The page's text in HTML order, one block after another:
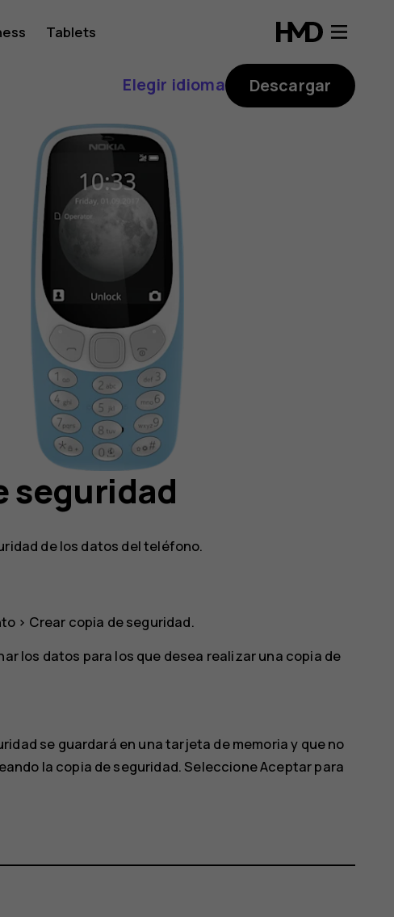
Tablets
Elegir idioma Descargar
seguridad
de los datos del teléfono.
> Crear copia de seguridad.
los datos para los que desea realizar una copia de
se guardará en una tarjeta de memoria y que no
la copia de seguridad. SeleccioneAceptarpara